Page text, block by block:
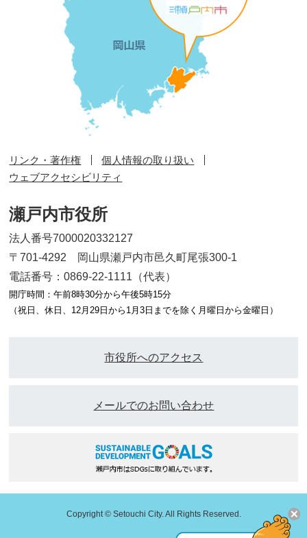
リンク・著作権
個人情報の取り扱い
ウェブアクセシビリティ
瀬戸内市役所
法人番号7000020332127
〒701-4292 岡山県瀬戸内市邑久町尾張300-1
電話番号：0869-22-1111（代表）
開庁時間：午前8時30分から午後5時15分
（祝日、休日、12月29日から1月3日までを除く月曜日から金曜日）
市役所へのアクセス
メールでのお問い合わせ
Copyright © Setouchi City. All Rights Reserved.